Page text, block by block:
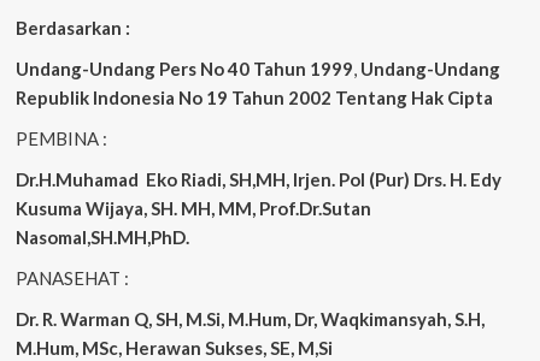
Berdasarkan :
Undang-Undang Pers No 40 Tahun 1999, Undang-Undang
Republik Indonesia No 19 Tahun 2002 Tentang Hak Cipta
PEMBINA :
Dr.H.Muhamad Eko Riadi, SH,MH, Irjen. Pol (Pur) Drs. H. Edy
Kusuma Wijaya, SH. MH, MM, Prof.Dr.Sutan
Nasomal,SH.MH,PhD.
PANASEHAT :
Dr. R. Warman Q, SH, M.Si, M.Hum, Dr, Waqkimansyah, S.H,
M.Hum, MSc, Herawan Sukses, SE, M,Si